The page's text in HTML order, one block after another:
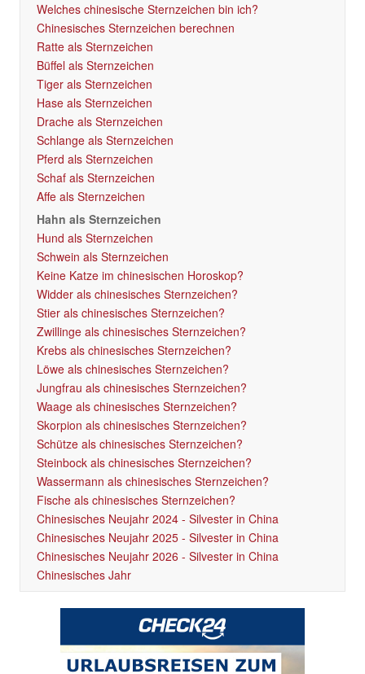
Welches chinesische Sternzeichen bin ich?
Chinesisches Sternzeichen berechnen
Ratte als Sternzeichen
Büffel als Sternzeichen
Tiger als Sternzeichen
Hase als Sternzeichen
Drache als Sternzeichen
Schlange als Sternzeichen
Pferd als Sternzeichen
Schaf als Sternzeichen
Affe als Sternzeichen
Hahn als Sternzeichen
Hund als Sternzeichen
Schwein als Sternzeichen
Keine Katze im chinesischen Horoskop?
Widder als chinesisches Sternzeichen?
Stier als chinesisches Sternzeichen?
Zwillinge als chinesisches Sternzeichen?
Krebs als chinesisches Sternzeichen?
Löwe als chinesisches Sternzeichen?
Jungfrau als chinesisches Sternzeichen?
Waage als chinesisches Sternzeichen?
Skorpion als chinesisches Sternzeichen?
Schütze als chinesisches Sternzeichen?
Steinbock als chinesisches Sternzeichen?
Wassermann als chinesisches Sternzeichen?
Fische als chinesisches Sternzeichen?
Chinesisches Neujahr 2024 - Silvester in China
Chinesisches Neujahr 2025 - Silvester in China
Chinesisches Neujahr 2026 - Silvester in China
Chinesisches Jahr